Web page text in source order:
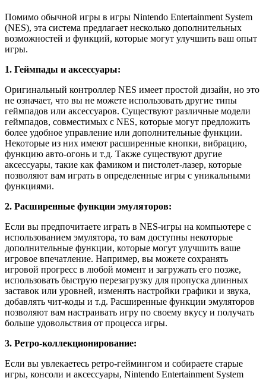
Помимо обычной игры в игры Nintendo Entertainment System
(NES), эта система предлагает несколько дополнительных
возможностей и функций, которые могут улучшить ваш опыт
игры.
1. Геймпады и аксессуары:
Оригинальный контроллер NES имеет простой дизайн, но это
не означает, что вы не можете использовать другие типы
геймпадов или аксессуаров. Существуют различные модели
геймпадов, совместимых с NES, которые могут предложить
более удобное управление или дополнительные функции.
Некоторые из них имеют расширенные кнопки, вибрацию,
функцию авто-огонь и т.д. Также существуют другие
аксессуары, такие как фамиком и пистолет-лазер, которые
позволяют вам играть в определенные игры с уникальными
функциями.
2. Расширенные функции эмуляторов:
Если вы предпочитаете играть в NES-игры на компьютере с
использованием эмулятора, то вам доступны некоторые
дополнительные функции, которые могут улучшить ваше
игровое впечатление. Например, вы можете сохранять
игровой прогресс в любой момент и загружать его позже,
использовать быструю перезагрузку для пропуска длинных
заставок или уровней, изменять настройки графики и звука,
добавлять чит-коды и т.д. Расширенные функции эмуляторов
позволяют вам настраивать игру по своему вкусу и получать
больше удовольствия от процесса игры.
3. Ретро-коллекционирование:
Если вы увлекаетесь ретро-геймингом и собираете старые
игры, консоли и аксессуары, Nintendo Entertainment System